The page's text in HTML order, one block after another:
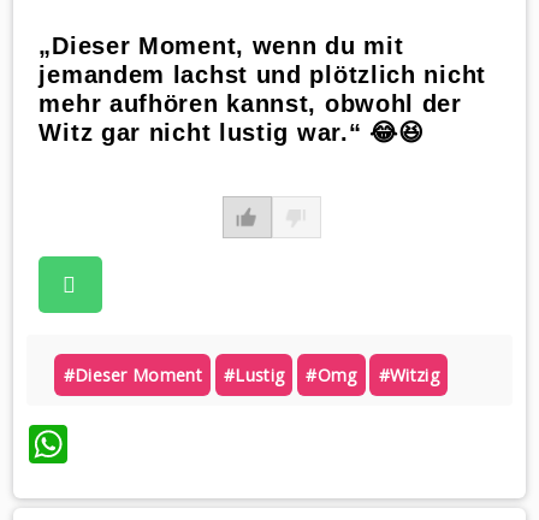
„Dieser Moment, wenn du mit
jemandem lachst und plötzlich nicht
mehr aufhören kannst, obwohl der
Witz gar nicht lustig war.“ 😂😆
#dieser Moment #lustig #omg #witzig
WhatsApp